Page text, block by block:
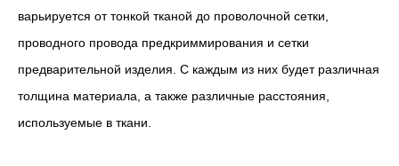
варьируется от тонкой тканой до проволочной сетки,
проводного провода предкриммирования и сетки
предварительной изделия. С каждым из них будет различная
толщина материала, а также различные расстояния,
используемые в ткани.